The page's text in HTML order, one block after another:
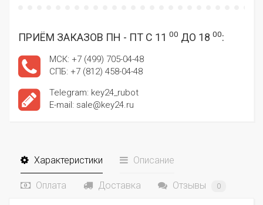
ПРИЁМ ЗАКАЗОВ ПН - ПТ С 11 00 ДО 18 00:
МСК: +7 (499) 705-04-48
СПБ: +7 (812) 458-04-48
Telegram: key24_rubot
E-mail: sale@key24.ru
Характеристики Описание
Оплата Доставка Отзывы 0